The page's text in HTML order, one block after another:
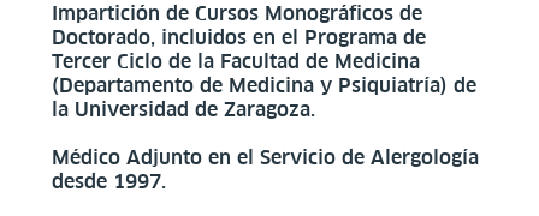
Impartición de Cursos Monográficos de
Doctorado, incluidos en el Programa de
Tercer Ciclo de la Facultad de Medicina
(Departamento de Medicina y Psiquiatría) de
la Universidad de Zaragoza.
Médico Adjunto en el Servicio de Alergología
desde 1997.